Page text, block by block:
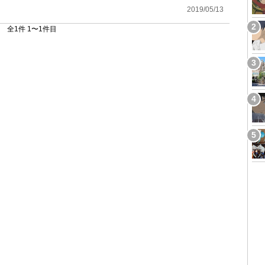
2019/05/13
全1件 1〜1件目